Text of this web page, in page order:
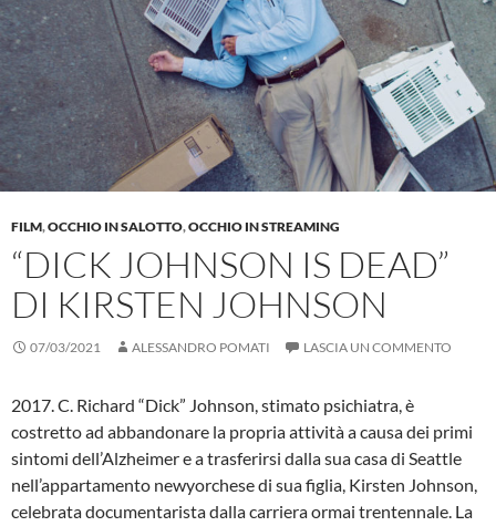
FILM,OCCHIO IN SALOTTO,OCCHIO IN STREAMING
“DICK JOHNSON IS DEAD”
DI KIRSTEN JOHNSON
07/03/2021 ALESSANDRO POMATI LASCIA UN COMMENTO
2017. C. Richard “Dick” Johnson, stimato psichiatra, è
costretto ad abbandonare la propria attività a causa dei primi
sintomi dell’Alzheimer e a trasferirsi dalla sua casa di Seattle
nell’appartamento newyorchese di sua figlia, Kirsten Johnson,
celebrata documentarista dalla carriera ormai trentennale. La